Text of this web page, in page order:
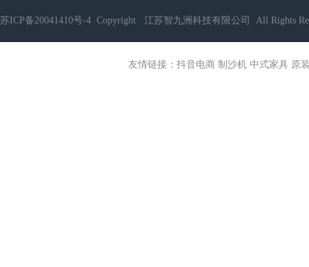
苏ICP备20041410号-4 Copyright 江苏智九洲科技有限公司 All Rights
友情链接： 抖音电商 制沙机 中式家具 原